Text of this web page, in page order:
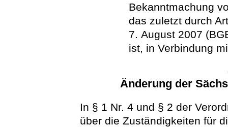
Bekanntmachung
das zuletzt durch
7. August 2007
ist, in Verbindung
Änderung der
In § 1 Nr. 4 und § 2 der
über die Zuständigkeiten für